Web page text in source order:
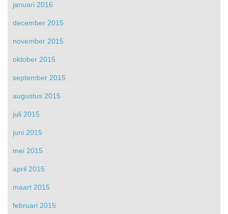
januari 2016
december 2015
november 2015
oktober 2015
september 2015
augustus 2015
juli 2015
juni 2015
mei 2015
april 2015
maart 2015
februari 2015